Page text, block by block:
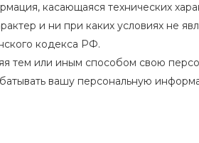
касающаяся технических
и ни при каких условиях не
кодекса РФ.
тем или иным способом свою
вашу персональную